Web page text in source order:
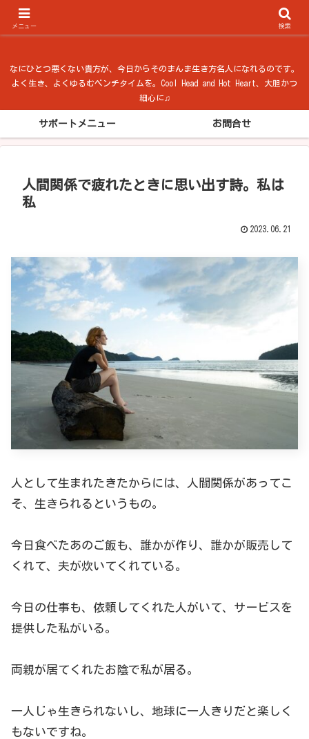
なにひとつ悪くない貴方が、今日からそのまんま生き方名人になれるのです。
よく生き、よくゆるむベンチタイムを。Cool Head and Hot Heart、大胆かつ
細心に♫
サポートメニュー お問合せ
人間関係で疲れたときに思い出す詩。私は
私
2023.06.21
人として生まれたきたからには、人間関係があってこ
そ、生きられるというもの。
今日食べたあのご飯も、誰かが作り、誰かが販売して
くれて、夫が炊いてくれている。
今日の仕事も、依頼してくれた人がいて、サービスを
提供した私がいる。
両親が居てくれたお陰で私が居る。
一人じゃ生きられないし、地球に一人きりだと楽しく
もないですね。
メニュー 検索